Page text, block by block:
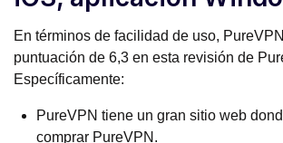
En términos de facilidad de uso,
puntuación de 6,3 en esta revisión de
Específicamente:
PureVPN tiene un gran sitio web
comprar PureVPN.